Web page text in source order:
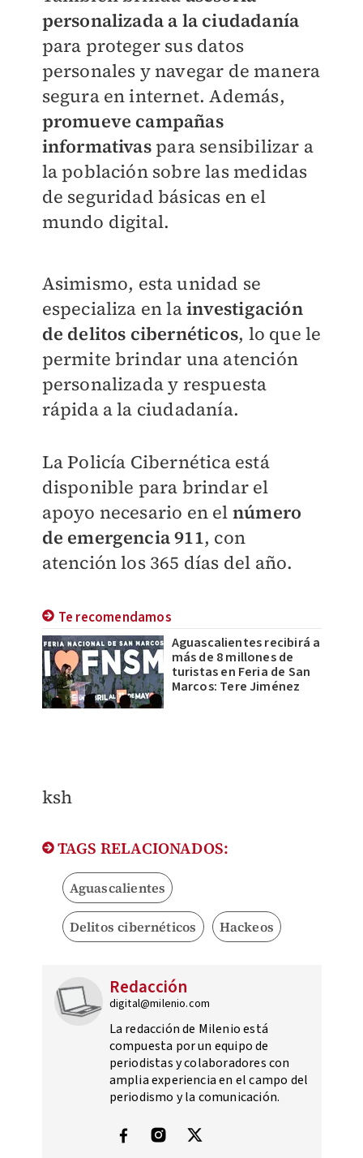
personalizada a la ciudadanía
para proteger sus datos
personales y navegar de manera
segura en internet. Además,
promueve campañas
informativaspara sensibilizar a
la población sobre las medidas
de seguridad básicas en el
mundo digital.
Asimismo, esta unidad se
especializa en lainvestigación
de delitos cibernéticos, lo que le
permite brindar una atención
personalizada y respuesta
rápida a la ciudadanía.
La Policía Cibernética está
disponible para brindar el
apoyo necesario en el número
de emergencia 911, con
atención los 365 días del año.
Te recomendamos
Aguascalientes recibirá a
más de 8 millones de
turistas en Feria de San
Marcos: Tere Jiménez
ksh
TAGS RELACIONADOS:
Aguascalientes
Delitos cibernéticos Hackeos
Redacción
digital@milenio.com
La redacción de Milenio está
compuesta por un equipo de
periodistas y colaboradores con
amplia experiencia en el campo del
periodismo y la comunicación.